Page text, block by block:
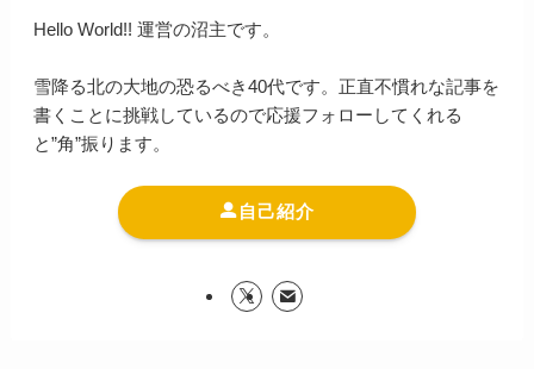
Hello World!! 運営の沼主です。
雪降る北の大地の恐るべき40代です。正直不慣れな記事を
書くことに挑戦しているので応援フォローしてくれる
と”角”振ります。
自己紹介